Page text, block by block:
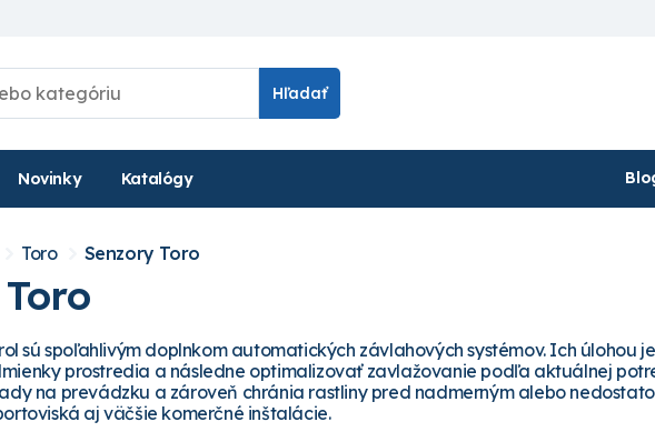
Hľadať
Novinky Katalógy
Toro Senzory Toro
sú spoľahlivým doplnkom automatických závlahových systémov. Ich úlohou
prostredia a následne optimalizovať zavlažovanie podľa aktuálnej
na prevádzku a zároveň chránia rastliny pred nadmerným alebo
aj väčšie komerčné inštalácie.